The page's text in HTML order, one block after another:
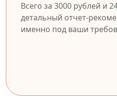
Всего за 3000 рублей и
детальный отчет-
именно под ваши